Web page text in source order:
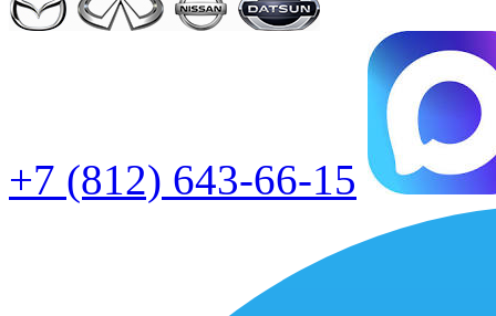
+7 (812) 643-66-15